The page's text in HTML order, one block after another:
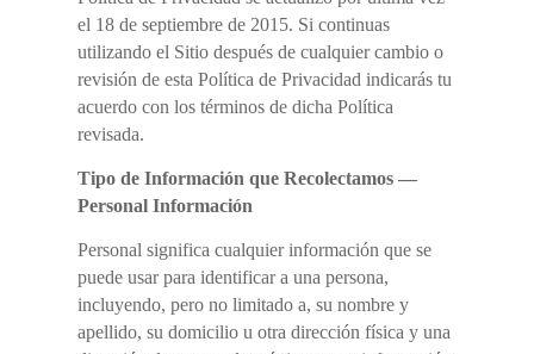
el 18 de septiembre de 2015. Si continuas
utilizando el Sitio después de cualquier cambio o
revisión de esta Política de Privacidad indicarás tu
acuerdo con los términos de dicha Política
revisada.
Tipo de Información que Recolectamos —
Personal Información
Personal significa cualquier información que se
puede usar para identificar a una persona,
incluyendo, pero no limitado a, su nombre y
apellido, su domicilio u otra dirección física y una